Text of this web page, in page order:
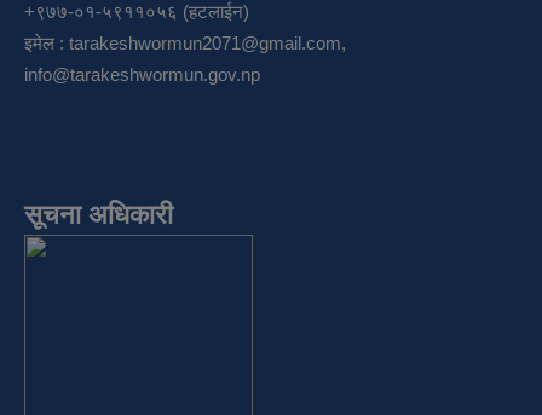
+९७७-०१-५९११०५६ (हटलाईन)
इमेल : tarakeshwormun2071@gmail.com,
info@tarakeshwormun.gov.np
सूचना अधिकारी